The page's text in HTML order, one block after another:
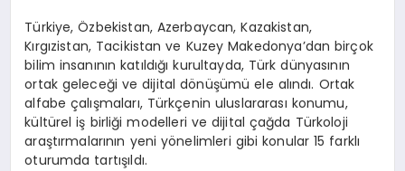
Türkiye, Özbekistan, Azerbaycan, Kazakistan,
Kırgızistan, Tacikistan ve Kuzey Makedonya’dan birçok
bilim insanının katıldığı kurultayda, Türk dünyasının
ortak geleceği ve dijital dönüşümü ele alındı. Ortak
alfabe çalışmaları, Türkçenin uluslararası konumu,
kültürel iş birliği modelleri ve dijital çağda Türkoloji
araştırmalarının yeni yönelimleri gibi konular 15 farklı
oturumda tartışıldı.